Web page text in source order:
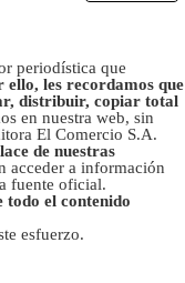
periodística que
ello, les recordamos que
distribuir, copiar total
en nuestra web, sin
El Comercio S.A.
de nuestras
acceder a información
fuente oficial.
el contenido
esfuerzo.